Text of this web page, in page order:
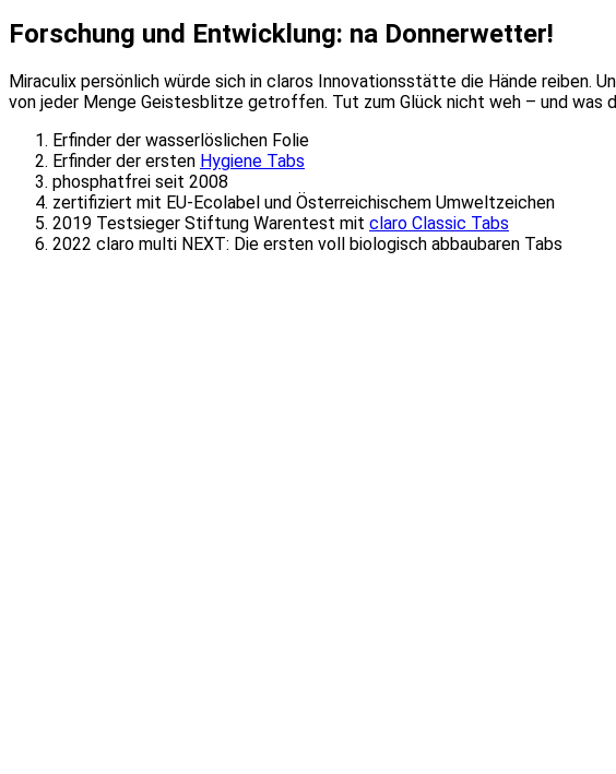
Forschung und Entwicklung: na Donnerwetter!
Miraculix persönlich würde sich in claros Innovationsstätte die Hände reiben.
von jeder Menge Geistesblitze getroffen. Tut zum Glück nicht weh – und was
Erfinder der wasserlöslichen Folie
Erfinder der ersten Hygiene Tabs
phosphatfrei seit 2008
zertifiziert mit EU-Ecolabel und Österreichischem Umweltzeichen
2019 Testsieger Stiftung Warentest mit claro Classic Tabs
2022 claro multi NEXT: Die ersten voll biologisch abbaubaren Tabs